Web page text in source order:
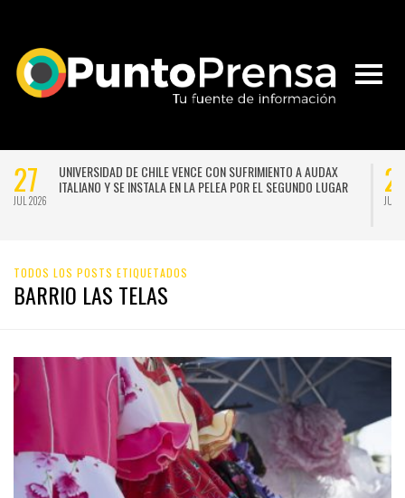
27
JUL 2026
UNIVERSIDAD DE CHILE VENCE CON SUFRIMIENTO A AUDAX
ITALIANO Y SE INSTALA EN LA PELEA POR EL SEGUNDO LUGAR
JUL
TODOS LOS POSTS ETIQUETADOS
BARRIO LAS TELAS